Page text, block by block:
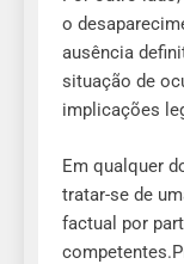
o
ausência
situação de
implicações
Em qualquer
tratar-se de
factual por